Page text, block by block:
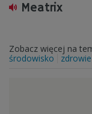
Meatrix
Zobacz więcej na
środowisko
zdrowie